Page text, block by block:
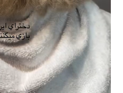
ماذا تعني الحروف S و M؟
ما هي رائحة الشامبو
رائحة خفيفة من الفواكه والزهور.